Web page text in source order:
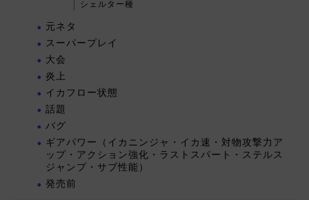
シェルター種
元ネタ
スーパープレイ
大会
炎上
イカフロー状態
話題
バグ
ギアパワー（イカニンジャ・イカ速・対物攻撃力ア
ップ・アクション強化・ラストスパート・ステルス
ジャンプ・サブ性能）
発売前